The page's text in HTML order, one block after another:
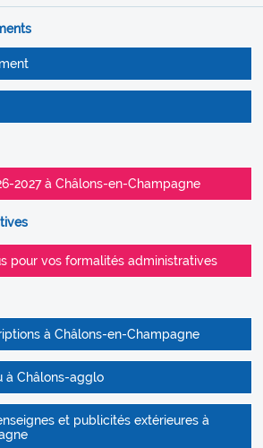
2027 à Châlons-en-Champagne
pour vos formalités administratives
à Châlons-en-Champagne
à Châlons-agglo
et publicités extérieures à